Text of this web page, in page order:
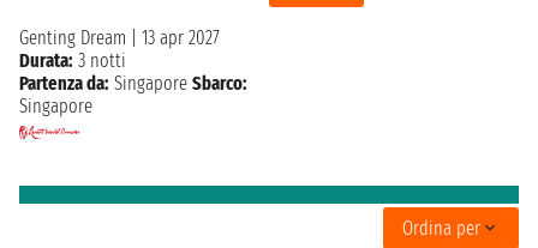
Genting Dream
13 apr 2027
Durata: 3 notti
Partenza da: Singapore Sbarco:
Singapore
Ordina per